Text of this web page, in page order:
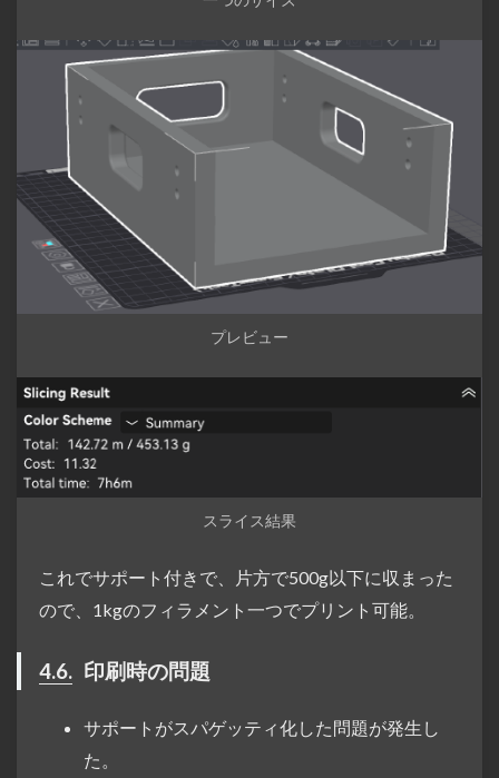
プレビュー
スライス結果
これでサポート付きで、片方で500g以下に収まった
ので、1kgのフィラメント一つでプリント可能。
4.6. 印刷時の問題
サポートがスパゲッティ化した問題が発生し
た。